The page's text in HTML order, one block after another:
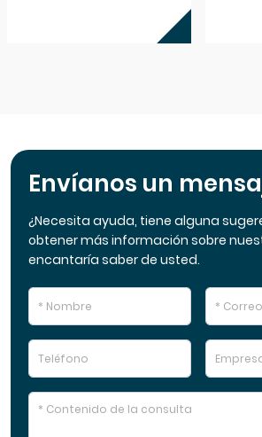
Envíanos un
¿Necesita ayuda, tiene alguna
obtener más información sobre
encantaría saber de usted.